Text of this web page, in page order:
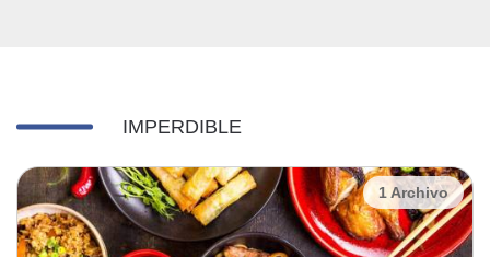
IMPERDIBLE
1 Archivo